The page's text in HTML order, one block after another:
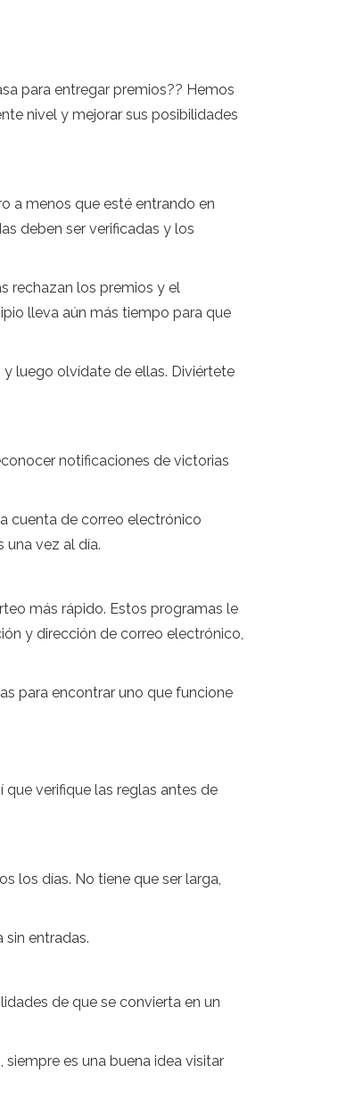
para entregar premios?? Hemos
nivel y mejorar sus posibilidades
a menos que esté entrando en
deben ser verificadas y los
rechazan los premios y el
lleva aún más tiempo para que
luego olvídate de ellas. Diviértete
notificaciones de victorias
cuenta de correo electrónico
una vez al día.
más rápido. Estos programas le
y dirección de correo electrónico,
para encontrar uno que funcione
verifique las reglas antes de
los días. No tiene que ser larga,
sin entradas.
de que se convierta en un
es una buena idea visitar